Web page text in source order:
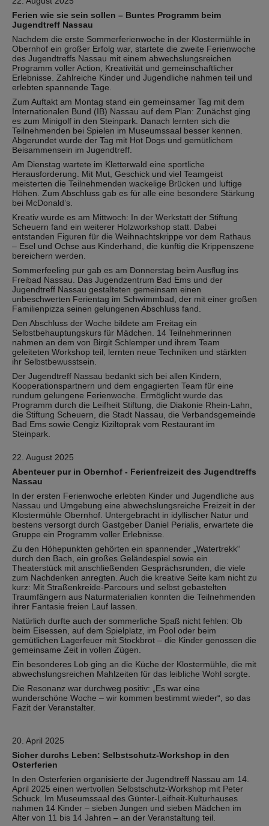
Ferien wie sie sein sollen – Buntes Programm beim
Jugendtreff Nassau
Nachdem die erste Sommerferienwoche in der Klostermühle in
Obernhof ein großer Erfolg war, startete die zweite Ferienwoche
des Jugendtreffs Nassau mit einem abwechslungsreichen
Programm voller Action, Kreativität und gemeinschaftlicher
Erlebnisse. Zahlreiche Kinder und Jugendliche nahmen teil und
erlebten spannende Tage.
Zum Auftakt am Montag stand ein gemeinsamer Tag mit dem
Internationalen Bund (IB) Nassau auf dem Plan: Zunächst ging
es zum Minigolf in den Steinpark. Danach lernten sich die
Teilnehmenden bei Spielen im Museumssaal besser kennen.
Abgerundet wurde der Tag mit Hot Dogs und gemütlichem
Beisammensein im Jugendtreff.
Am Dienstag wartete im Kletterwald eine sportliche
Herausforderung. Mit Mut, Geschick und viel Teamgeist
meisterten die Teilnehmenden wackelige Brücken und luftige
Höhen. Zum Abschluss gab es für alle eine besondere Stärkung
bei McDonald’s.
Kreativ wurde es am Mittwoch: In der Werkstatt der Stiftung
Scheuern fand ein weiterer Holzworkshop statt. Dabei
entstanden Figuren für die Weihnachtskrippe vor dem Rathaus
– Esel und Ochse aus Kinderhand, die künftig die Krippenszene
bereichern werden.
Sommerfeeling pur gab es am Donnerstag beim Ausflug ins
Freibad Nassau. Das Jugendzentrum Bad Ems und der
Jugendtreff Nassau gestalteten gemeinsam einen
unbeschwerten Ferientag im Schwimmbad, der mit einer großen
Familienpizza seinen gelungenen Abschluss fand.
Den Abschluss der Woche bildete am Freitag ein
Selbstbehauptungskurs für Mädchen. 14 Teilnehmerinnen
nahmen an dem von Birgit Schlemper und ihrem Team
geleiteten Workshop teil, lernten neue Techniken und stärkten
ihr Selbstbewusstsein.
Der Jugendtreff Nassau bedankt sich bei allen Kindern,
Kooperationspartnern und dem engagierten Team für eine
rundum gelungene Ferienwoche. Ermöglicht wurde das
Programm durch die Leifheit Stiftung, die Diakonie Rhein-Lahn,
die Stiftung Scheuern, die Stadt Nassau, die Verbandsgemeinde
Bad Ems sowie Cengiz Kiziltoprak vom Restaurant im
Steinpark.
22. August 2025
Abenteuer pur in Obernhof - Ferienfreizeit des Jugendtreffs
Nassau
In der ersten Ferienwoche erlebten Kinder und Jugendliche aus
Nassau und Umgebung eine abwechslungsreiche Freizeit in der
Klostermühle Obernhof. Untergebracht in idyllischer Natur und
bestens versorgt durch Gastgeber Daniel Perialis, erwartete die
Gruppe ein Programm voller Erlebnisse.
Zu den Höhepunkten gehörten ein spannender „Watertrekk“
durch den Bach, ein großes Geländespiel sowie ein
Theaterstück mit anschließenden Gesprächsrunden, die viele
zum Nachdenken anregten. Auch die kreative Seite kam nicht zu
kurz: Mit Straßenkreide-Parcours und selbst gebastelten
Traumfängern aus Naturmaterialien konnten die Teilnehmenden
ihrer Fantasie freien Lauf lassen.
Natürlich durfte auch der sommerliche Spaß nicht fehlen: Ob
beim Eisessen, auf dem Spielplatz, im Pool oder beim
gemütlichen Lagerfeuer mit Stockbrot – die Kinder genossen die
gemeinsame Zeit in vollen Zügen.
Ein besonderes Lob ging an die Küche der Klostermühle, die mit
abwechslungsreichen Mahlzeiten für das leibliche Wohl sorgte.
Die Resonanz war durchweg positiv: „Es war eine
wunderschöne Woche – wir kommen bestimmt wieder“, so das
Fazit der Veranstalter.
20. April 2025
Sicher durchs Leben: Selbstschutz-Workshop in den
Osterferien
In den Osterferien organisierte der Jugendtreff Nassau am 14.
April 2025 einen wertvollen Selbstschutz-Workshop mit Peter
Schuck. Im Museumssaal des Günter-Leifheit-Kulturhauses
nahmen 14 Kinder – sieben Jungen und sieben Mädchen im
Alter von 11 bis 14 Jahren – an der Veranstaltung teil.